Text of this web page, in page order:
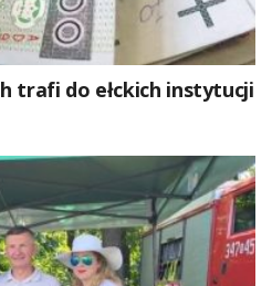
trafi do ełckich instytucji